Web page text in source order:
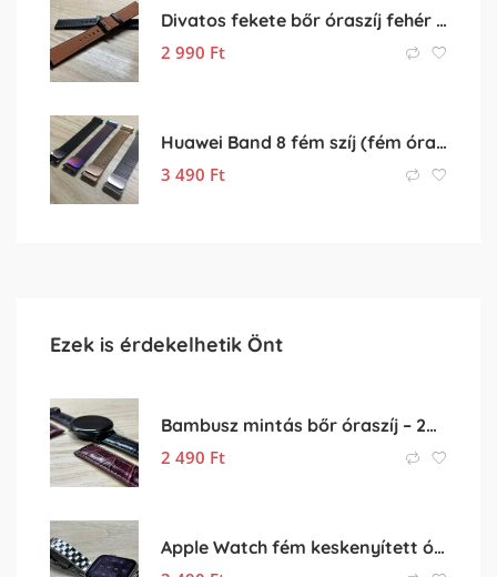
Divatos fekete bőr óraszíj fehér cérnával varrva
2 990 Ft
Huawei Band 8 fém szíj (fém óraszíj, rozsdamentes acél szíj)
3 490 Ft
Ezek is érdekelhetik Önt
Bambusz mintás bőr óraszíj – 20mm
2 490 Ft
Apple Watch fém keskenyített óraszíj